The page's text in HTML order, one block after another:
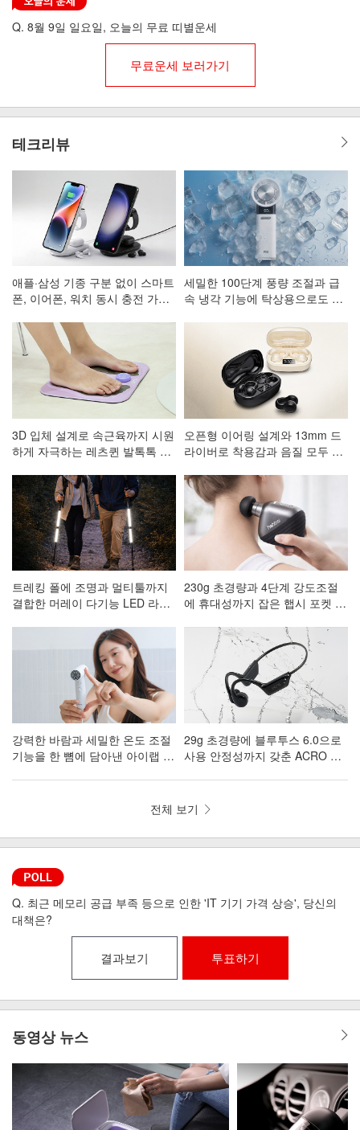
Q. 8월 9일 일요일, 오늘의 무료 띠별운세
무료운세 보러가기
테크리뷰
애플·삼성 기종 구분 없이 스마트
폰, 이어폰, 워치 동시 충전 가능
세밀한 100단계 풍량 조절과 급
속 냉각 기능에 탁상용으로도 활
3D 입체 설계로 속근육까지 시원
하게 자극하는 레츠퀸 발톡톡 저
오픈형 이어링 설계와 13mm 드
라이버로 착용감과 음질 모두 잡
스이어폰 AE-101
트레킹 폴에 조명과 멀티툴까지
결합한 머레이 다기능 LED 라이
230g 초경량과 4단계 강도조절
에 휴대성까지 잡은 햅시 포켓 마
강력한 바람과 세밀한 온도 조절
기능을 한 뼘에 담아낸 아이랩 한
29g 초경량에 블루투스 6.0으로
사용 안정성까지 갖춘 ACRO 프
전체 보기
Q. 최근 메모리 공급 부족 등으로 인한 'IT 기기 가격 상승', 당신의
대책은?
결과보기 투표하기
동영상 뉴스